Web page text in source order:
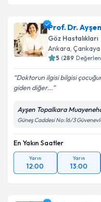
Prof. Dr.
Göz Hastalıkları
Ankara, Çankaya
5 (289
Doktorun ilgisi bilgisi
giden diğer...
Ayşen Topalkara
Güneş Caddesi No:16/3
En Yakın Saatler
Yarın
12:00
Yarın
13:00